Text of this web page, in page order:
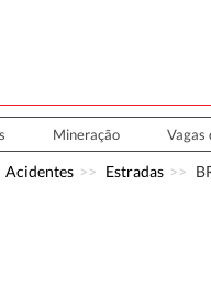
Mineração Vagas
Acidentes Estradas